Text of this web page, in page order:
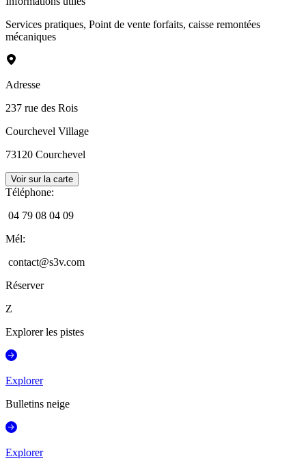
Services pratiques, Point de vente forfaits, caisse remontées
mécaniques
Adresse
237 rue des Rois
Courchevel Village
73120 Courchevel
Voir sur la carte
Téléphone:
04 79 08 04 09
Mél:
contact@s3v.com
Réserver
Z
Explorer les pistes
Explorer
Bulletins neige
Explorer